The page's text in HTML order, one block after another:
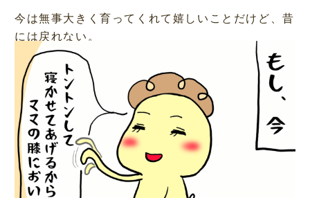
今は無事大きく育ってくれて嬉しいことだけど、昔
には戻れない。